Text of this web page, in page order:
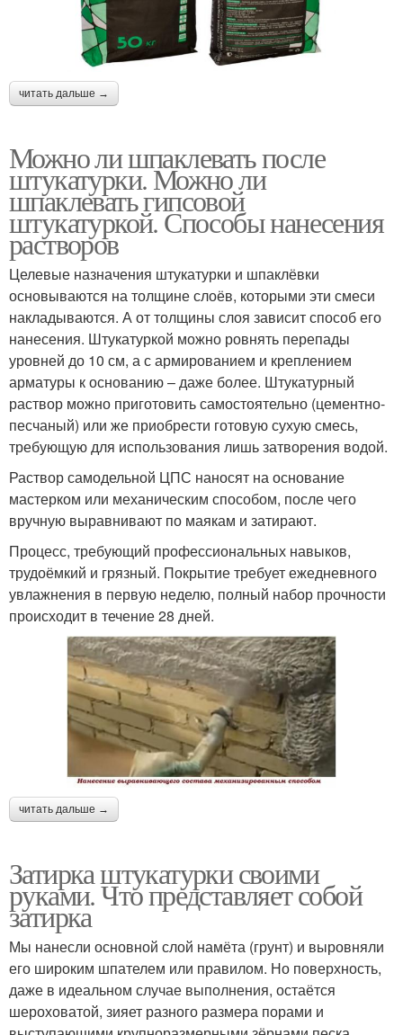
читать дальше →
Можно ли шпаклевать после
штукатурки. Можно ли
шпаклевать гипсовой
штукатуркой. Способы нанесения
растворов
Целевые назначения штукатурки и шпаклёвки
основываются на толщине слоёв, которыми эти смеси
накладываются. А от толщины слоя зависит способ его
нанесения. Штукатуркой можно ровнять перепады
уровней до 10 см, а с армированием и креплением
арматуры к основанию – даже более. Штукатурный
раствор можно приготовить самостоятельно (цементно-
песчаный) или же приобрести готовую сухую смесь,
требующую для использования лишь затворения водой.
Раствор самодельной ЦПС наносят на основание
мастерком или механическим способом, после чего
вручную выравнивают по маякам и затирают.
Процесс, требующий профессиональных навыков,
трудоёмкий и грязный. Покрытие требует ежедневного
увлажнения в первую неделю, полный набор прочности
происходит в течение 28 дней.
читать дальше →
Затирка штукатурки своими
руками. Что представляет собой
затирка
Мы нанесли основной слой намёта (грунт) и выровняли
его широким шпателем или правилом. Но поверхность,
даже в идеальном случае выполнения, остаётся
шероховатой, зияет разного размера порами и